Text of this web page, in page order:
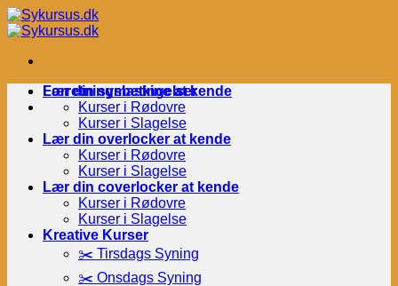
Fortsæt
til
Forretningsbetingelser
Lær din symaskine at kende
Kurser i Rødovre
Kurser i Slagelse
Lær din overlocker at kende
Kurser i Rødovre
Kurser i Slagelse
Lær din coverlocker at kende
Kurser i Rødovre
Kurser i Slagelse
Kreative Kurser
✂️ Tirsdags Syning
✂️ Onsdags Syning